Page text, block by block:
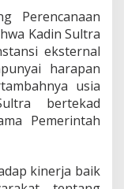
Perencanaan
Kadin Sultra
eksternal
harapan
usia
bertekad
Pemerintah
kinerja baik